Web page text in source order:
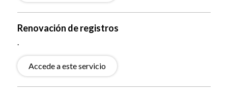
Renovación de registros
.
Accede a este servicio